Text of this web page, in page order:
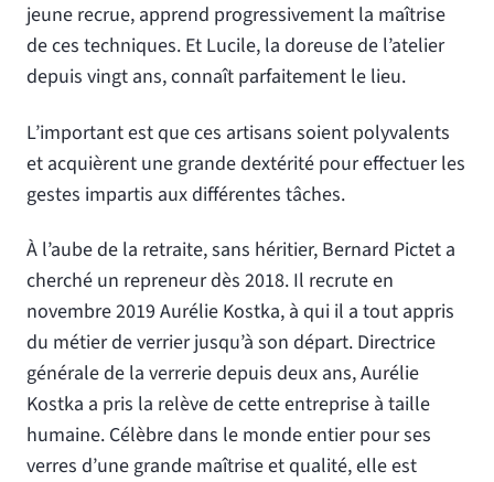
jeune recrue, apprend progressivement la maîtrise
de ces techniques. Et Lucile, la doreuse de l’atelier
depuis vingt ans, connaît parfaitement le lieu.
L’important est que ces artisans soient polyvalents
et acquièrent une grande dextérité pour effectuer les
gestes impartis aux différentes tâches.
À l’aube de la retraite, sans héritier, Bernard Pictet a
cherché un repreneur dès 2018. Il recrute en
novembre 2019 Aurélie Kostka, à qui il a tout appris
du métier de verrier jusqu’à son départ. Directrice
générale de la verrerie depuis deux ans, Aurélie
Kostka a pris la relève de cette entreprise à taille
humaine. Célèbre dans le monde entier pour ses
verres d’une grande maîtrise et qualité, elle est